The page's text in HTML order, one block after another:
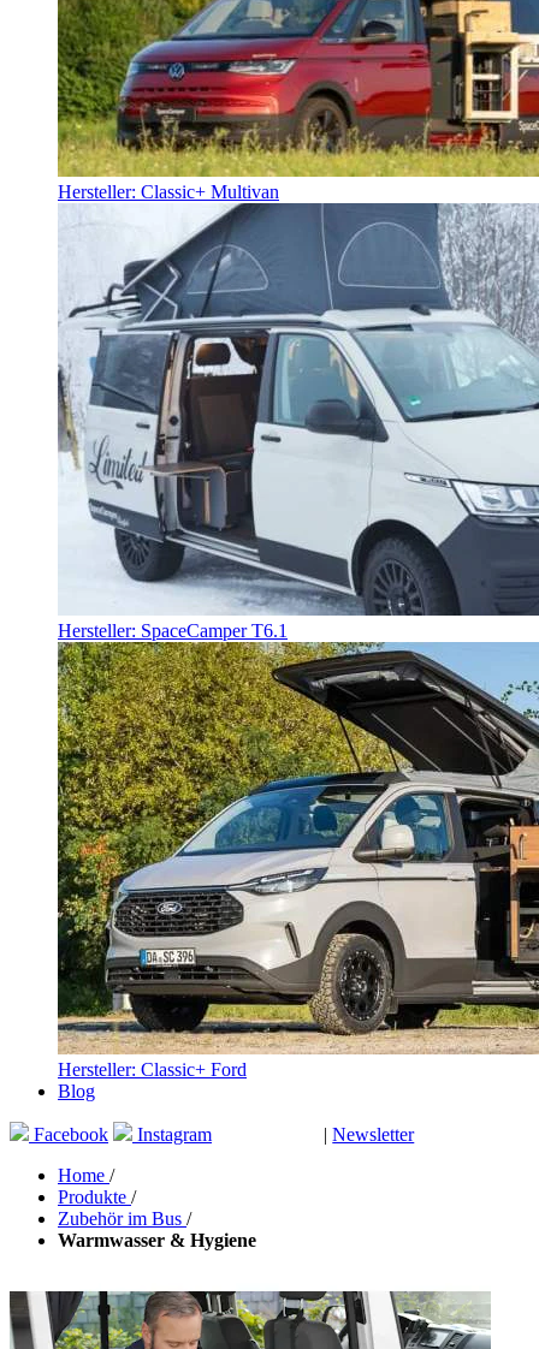
Hersteller: Classic+ Multivan
Hersteller: SpaceCamper T6.1
Hersteller: Classic+ Ford
Blog
Facebook Instagram | Newsletter
Home /
Produkte /
Zubehör im Bus /
Warmwasser & Hygiene